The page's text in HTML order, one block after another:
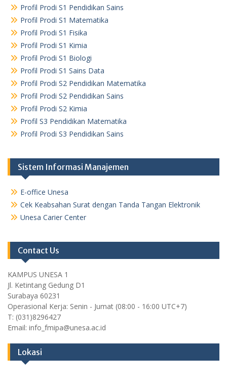
Profil Prodi S1 Pendidikan Sains
Profil Prodi S1 Matematika
Profil Prodi S1 Fisika
Profil Prodi S1 Kimia
Profil Prodi S1 Biologi
Profil Prodi S1 Sains Data
Profil Prodi S2 Pendidikan Matematika
Profil Prodi S2 Pendidikan Sains
Profil Prodi S2 Kimia
Profil S3 Pendidikan Matematika
Profil Prodi S3 Pendidikan Sains
Sistem Informasi Manajemen
E-office Unesa
Cek Keabsahan Surat dengan Tanda Tangan Elektronik
Unesa Carier Center
Contact Us
KAMPUS UNESA 1
Jl. Ketintang Gedung D1
Surabaya 60231
Operasional Kerja: Senin - Jumat (08:00 - 16:00 UTC+7)
T: (031)8296427
Email: info_fmipa@unesa.ac.id
Lokasi